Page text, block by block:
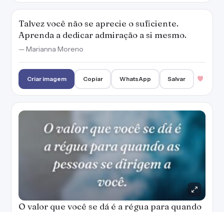
Talvez você não se aprecie o suficiente.
Aprenda a dedicar admiração a si mesmo.
— Marianna Moreno
Criar imagem Copiar WhatsApp Salvar
O valor que você se dá é a régua para quando